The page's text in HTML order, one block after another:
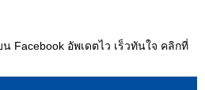
Facebook อัพเดตไว เร็วทันใจ คลิกที่